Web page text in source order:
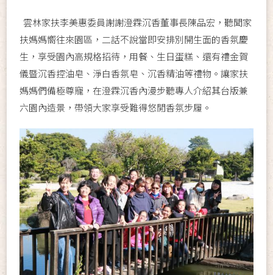
雲林家扶李美惠委員謝謝澄霖沉香董事長陳品宏，聽聞家
扶媽媽嚮往來園區，二話不說當即安排別開生面的香氛慶
生，享受園內高規格招待，用餐、生日蛋糕、還有禮金賀
儀暨沉香控油皂、淨白香氛皂、沉香精油等禮物。讓家扶
媽媽們備極尊寵，在澄霖沉香內漫步聽專人介紹其台版兼
六園內造景，帶領大家享受難得悠閒香氛步履。